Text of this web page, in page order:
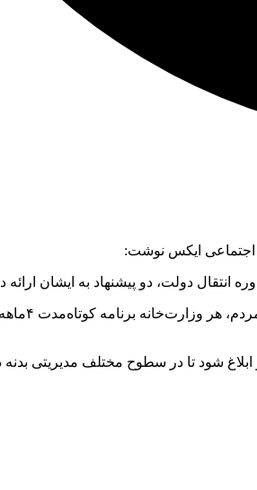
اجتماعی ایکس نوشت:
دولت، دو پیشنهاد به ایشان ارائه
۱. پس از اخذ رأی اعتماد
شود تا در سطوح مختلف مدیریتی